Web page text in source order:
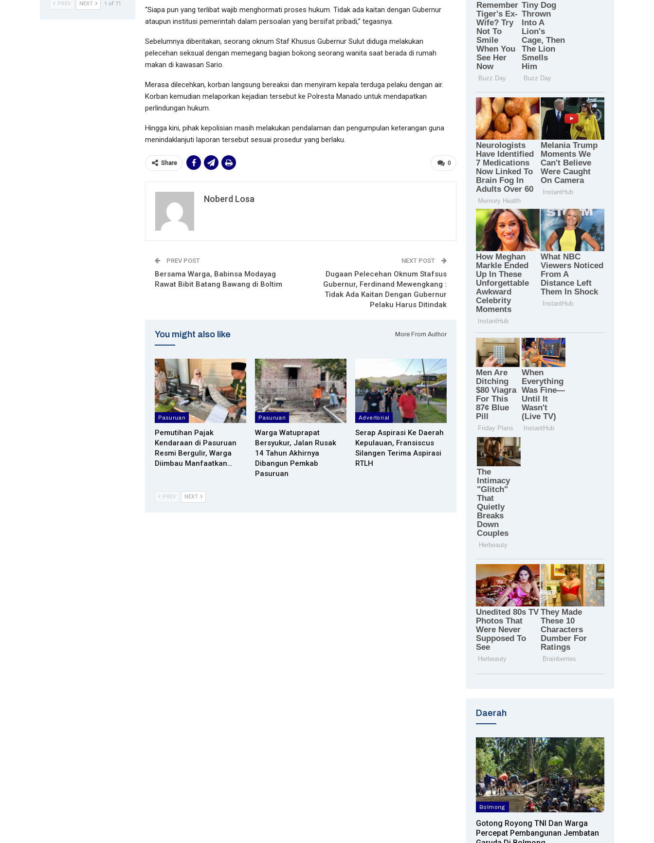
‎“Siapa pun yang terlibat wajib menghormati proses hukum. Tidak ada kaitan dengan Gubernur
ataupun institusi pemerintah dalam persoalan yang bersifat pribadi,” tegasnya.
‎Sebelumnya diberitakan, seorang oknum Staf Khusus Gubernur Sulut diduga melakukan
pelecehan seksual dengan memegang bagian bokong seorang wanita saat berada di rumah
makan di kawasan Sario. ‎
Merasa dilecehkan, korban langsung bereaksi dan menyiram kepala terduga pelaku dengan air.
‎Korban kemudian melaporkan kejadian tersebut ke Polresta Manado untuk mendapatkan
perlindungan hukum.
Hingga kini, pihak kepolisian masih melakukan pendalaman dan pengumpulan keterangan guna
menindaklanjuti laporan tersebut sesuai prosedur yang berlaku.
0
Share
Noberd Losa
PREV POST
Bersama Warga, Babinsa Modayag
Rawat Bibit Batang Bawang di Boltim
NEXT POST
Dugaan Pelecehan Oknum Stafsus
Gubernur, Ferdinand Mewengkang :
Tidak Ada Kaitan Dengan Gubernur
Pelaku Harus Ditindak
You might also like More From Author
Pasuruan
Pemutihan Pajak
Kendaraan di Pasuruan
Resmi Bergulir, Warga
Diimbau Manfaatkan…
Pasuruan
Warga Watuprapat
Bersyukur, Jalan Rusak
14 Tahun Akhirnya
Dibangun Pemkab
Pasuruan
Advertorial
Serap Aspirasi Ke Daerah
Kepulauan, Fransiscus
Silangen Terima Aspirasi
RTLH
PREV NEXT
Daerah
Bolmong
Gotong Royong TNI Dan Warga
Percepat Pembangunan Jembatan
PREV NEXT 1 of 71